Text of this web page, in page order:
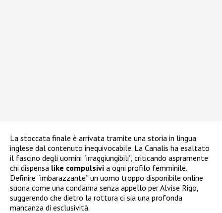
La stoccata finale è arrivata tramite una storia in lingua
inglese dal contenuto inequivocabile. La Canalis ha esaltato
il fascino degli uomini “irraggiungibili”, criticando aspramente
chi dispensa like compulsivi a ogni profilo femminile.
Definire “imbarazzante” un uomo troppo disponibile online
suona come una condanna senza appello per Alvise Rigo,
suggerendo che dietro la rottura ci sia una profonda
mancanza di esclusività.